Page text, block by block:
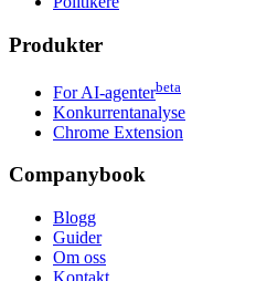
Produkter
For AI-agenterbeta
Konkurrentanalyse
Chrome Extension
Companybook
Blogg
Guider
Om oss
Kontakt